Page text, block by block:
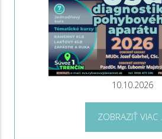
10.10.2026
ZOBRAZIŤ VIAC ...